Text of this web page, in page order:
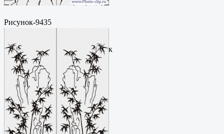
Рисунок-9435
руб.Метки: векторный рисунок